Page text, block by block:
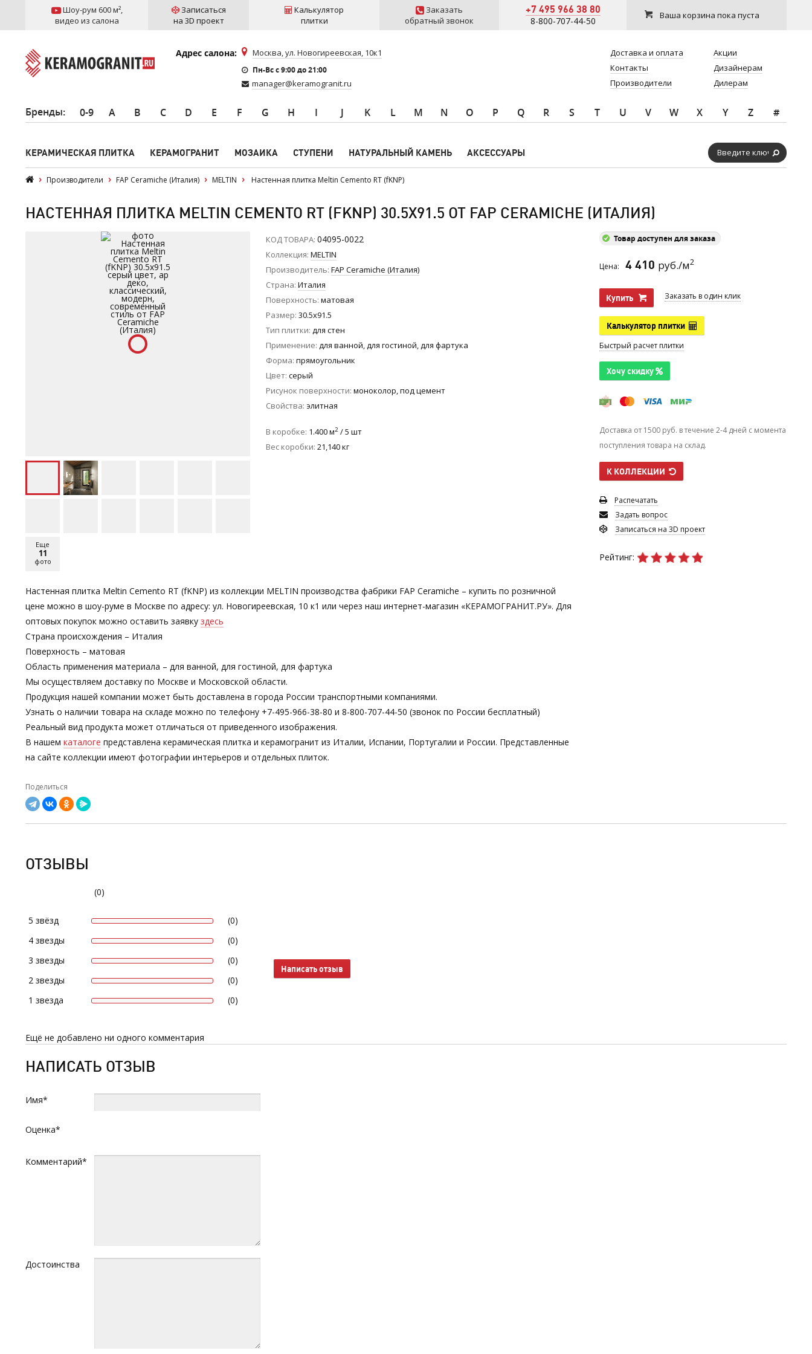
Шоу-рум 600 м²,
видео из салона
Записаться
на 3D проект
Калькулятор
плитки
Заказать
обратный звонок
+7 495 966 38 80
8-800-707-44-50 Ваша корзина пока пуста
Адрес салона: Москва, ул. Новогиреевская, 10к1
Пн-Вс c 9:00 до 21:00
manager@keramogranit.ru
Доставка и оплата
Контакты
Производители
Акции
Дизайнерам
Дилерам
Бренды: 0-9 A B C D E F G H I J K L M N O P Q R S T U V W X Y Z #
КЕРАМИЧЕСКАЯ ПЛИТКА КЕРАМОГРАНИТ МОЗАИКА СТУПЕНИ НАТУРАЛЬНЫЙ КАМЕНЬ АКСЕССУАРЫ
Производители FAP Ceramiche (Италия) MELTIN Настенная плитка Meltin Cemento RT (fKNP)
НАСТЕННАЯ ПЛИТКА MELTIN CEMENTO RT (FKNP) 30.5X91.5 ОТ FAP CERAMICHE (ИТАЛИЯ)
Еще
11
фото
КОД ТОВАРА 04095-0022
Коллекция MELTIN
Производитель FAP Ceramiche (Италия)
Страна Италия
Поверхность матовая
Размер 30.5x91.5
Тип плитки для стен
Применение для ванной, для гостиной, для фартука
Форма прямоугольник
Цвет серый
Рисунок поверхности моноколор, под цемент
Свойства элитная
В коробке 1.400 м2 / 5 шт
Вес коробки 21,140 кг
Настенная плитка Meltin Cemento RT (fKNP) из коллекции MELTIN производства фабрики FAP Ceramiche – купить по розничной
цене можно в шоу-руме в Москве по адресу: ул. Новогиреевская, 10 к1 или через наш интернет-магазин «КЕРАМОГРАНИТ.РУ». Для
оптовых покупок можно оставить заявку здесь
Страна происхождения – Италия
Поверхность – матовая
Область применения материала – для ванной, для гостиной, для фартука
Мы осуществляем доставку по Москве и Московской области.
Продукция нашей компании может быть доставлена в города России транспортными компаниями.
Узнать о наличии товара на складе можно по телефону +7-495-966-38-80 и 8-800-707-44-50 (звонок по России бесплатный)
Реальный вид продукта может отличаться от приведенного изображения.
В нашем каталоге представлена керамическая плитка и керамогранит из Италии, Испании, Португалии и России. Представленные
на сайте коллекции имеют фотографии интерьеров и отдельных плиток.
Поделиться
Товар доступен для заказа
Цена: 4 410 руб./м2
Купить Заказать в один клик
Калькулятор плитки
Быстрый расчет плитки
Хочу скидку
Доставка от 1500 руб. в течение 2-4 дней с момента
поступления товара на склад.
К КОЛЛЕКЦИИ
Распечатать
Задать вопрос
Записаться на 3D проект
Рейтинг:
ОТЗЫВЫ
(0)
5 звёзд
(0)
4 звезды
(0)
3 звезды
(0)
2 звезды
(0)
1 звезда
(0)
Написать отзыв
Ещё не добавлено ни одного комментария
НАПИСАТЬ ОТЗЫВ
Имя*
Оценка*
Комментарий*
Достоинства